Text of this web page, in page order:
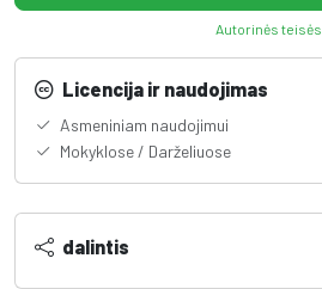
Autorinės teisės
Licencija ir naudojimas
Asmeniniam naudojimui
Mokyklose / Darželiuose
dalintis